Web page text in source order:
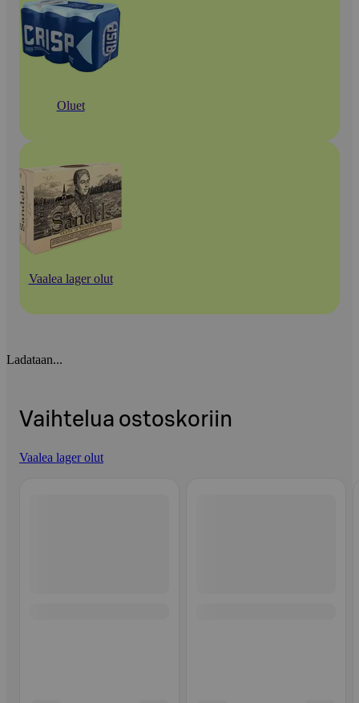
Oluet
Vaalea lager olut
Ladataan...
Vaihtelua ostoskoriin
Vaalea lager olut